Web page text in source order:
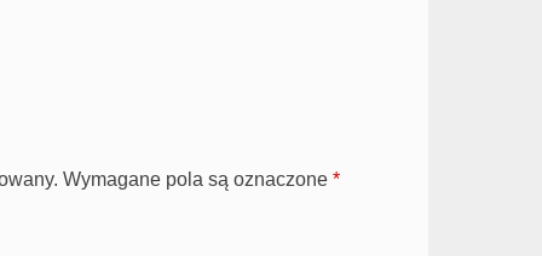
Wymagane pola są oznaczone*